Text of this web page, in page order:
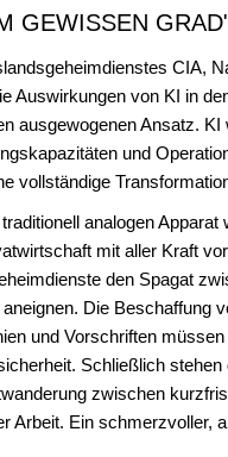
GEWISSEN
CIA,
Auswirkungen von KI in
ausgewogenen Ansatz.
und
vollständige
analogen
mit aller Kraft
den Spagat
Die Beschaffung
und Vorschriften
Schließlich
zwischen
Arbeit. Ein schmerzvoller,